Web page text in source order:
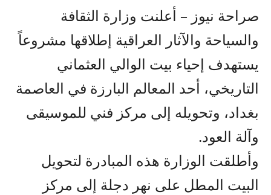
صراحة نيوز – أعلنت وزارة الثقافة
والسياحة والآثار العراقية إطلاقها مشروعاً
يستهدف إحياء بيت الوالي العثماني
التاريخي، أحد المعالم البارزة في العاصمة
بغداد، وتحويله إلى مركز فني للموسيقى
وآلة العود.
وأطلقت الوزارة هذه المبادرة لتحويل
البيت المطل على نهر دجلة إلى مركز